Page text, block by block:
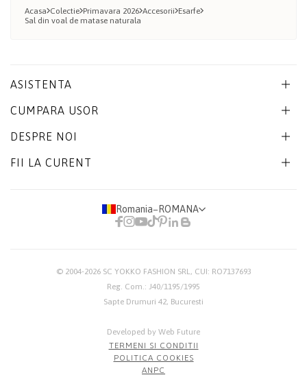
Acasa Colectie Primavara 2026 Accesorii Esarfe
Sal din voal de matase naturala
ASISTENTA
CUMPARA USOR
DESPRE NOI
FII LA CURENT
Romania− ROMANA
© 2004-2026 SC YOKKO FASHION SRL, CUI: RO7137693
Reg. Com.: J40/1195/1995
Sapte Drumuri 42, Bucuresti
Developed by Web Future
TERMENI SI CONDITII
POLITICA COOKIES
ANPC